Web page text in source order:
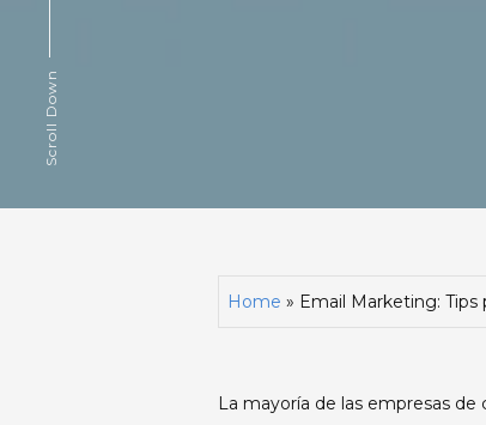
Scroll Down
Home » Email Marketing: Tips
La mayoría de las empresas